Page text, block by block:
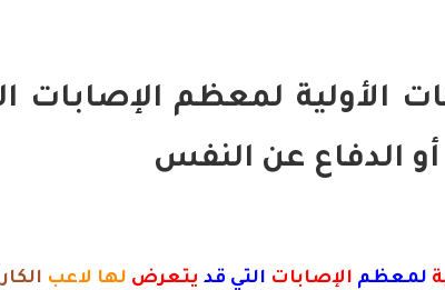
الأولية لمعظم الإصابات
أو الدفاع عن النفس
لمعظم الإصابات التي قد يتعرض لها لاعب